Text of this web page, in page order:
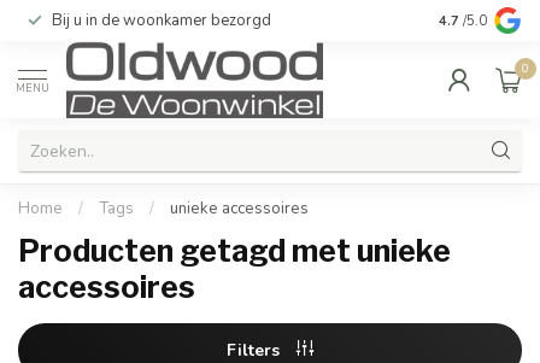
Bij u in de woonkamer bezorgd Kwaliteit &
4.7 /5.0
MENU
0
Home / Tags / unieke accessoires
Producten getagd met unieke
accessoires
Filters